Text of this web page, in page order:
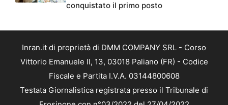
conquistato il primo posto
Inran.it di proprietà di DMM COMPANY SRL - Corso
Vittorio Emanuele II, 13, 03018 Paliano (FR) - Codice
Fiscale e Partita I.V.A. 03144800608
Testata Giornalistica registrata presso il Tribunale di